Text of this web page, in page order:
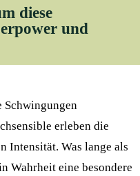
diese
und
Schwingungen
erleben die
Intensität. Was lange als
Wahrheit eine besondere